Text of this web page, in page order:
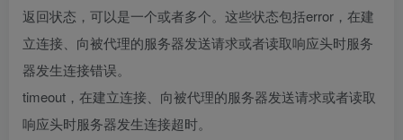
返回状态，可以是一个或者多个。这些状态包括error，在建
立连接、向被代理的服务器发送请求或者读取响应头时服务
器发生连接错误。
timeout，在建立连接、向被代理的服务器发送请求或者读取
响应头时服务器发生连接超时。